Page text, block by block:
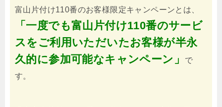
富山片付け110番のお客様限定キャンペーンとは、
「一度でも富山片付け110番のサービ
スをご利用いただいたお客様が半永
久的に参加可能なキャンペーン」
で
す。